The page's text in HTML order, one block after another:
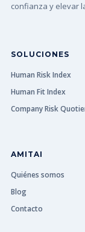
confianza y elevar
SOLUCIONES
Human Risk Index
Human Fit Index
Company Risk
AMITAI
Quiénes somos
Blog
Contacto